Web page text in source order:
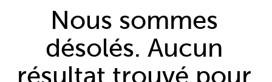
Nous sommes
désolés. Aucun
résultat trouvé pour